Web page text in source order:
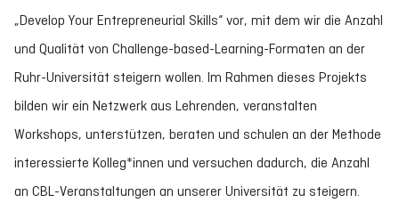
„Develop Your Entrepreneurial Skills“ vor, mit dem wir die Anzahl
und Qualität von Challenge-based-Learning-Formaten an der
Ruhr-Universität steigern wollen. Im Rahmen dieses Projekts
bilden wir ein Netzwerk aus Lehrenden, veranstalten
Workshops, unterstützen, beraten und schulen an der Methode
interessierte Kolleg*innen und versuchen dadurch, die Anzahl
an CBL-Veranstaltungen an unserer Universität zu steigern.